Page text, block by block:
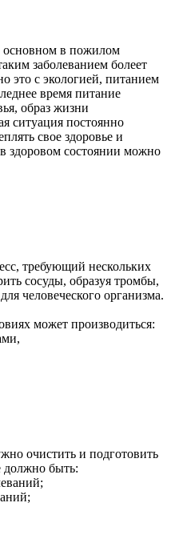
основном в пожилом
заболеванием болеет
это с экологией, питанием
время питание
образ жизни
ситуация постоянно
свое здоровье и
здоровом состоянии можно
требующий нескольких
сосуды, образуя тромбы,
человеческого организма.
может производиться:
очистить и подготовить
должно быть: